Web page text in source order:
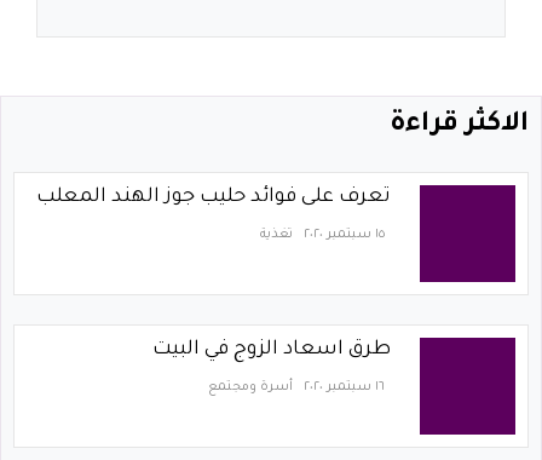
الاكثر قراءة
تعرف على فوائد حليب جوز الهند المعلب
١٥ سبتمبر ٢٠٢٠ تغذية
طرق اسعاد الزوج في البيت
١٦ سبتمبر ٢٠٢٠ أسرة ومجتمع